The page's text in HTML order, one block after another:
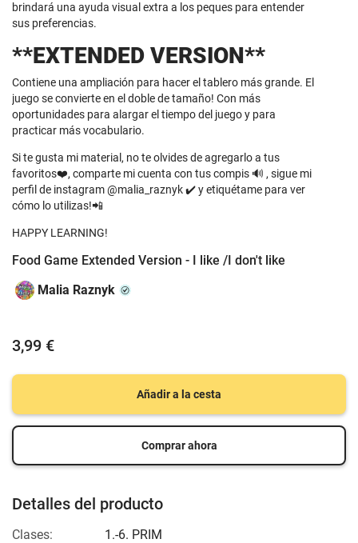
brindará una ayuda visual extra a los peques para entender
sus preferencias.
**EXTENDED VERSION**
Contiene una ampliación para hacer el tablero más grande. El
juego se convierte en el doble de tamaño! Con más
oportunidades para alargar el tiempo del juego y para
practicar más vocabulario.
Si te gusta mi material, no te olvides de agregarlo a tus
favoritos❤️, comparte mi cuenta con tus compis 🔊 , sigue mi
perfil de instagram @malia_raznyk ✔️ y etiquétame para ver
cómo lo utilizas!📲
HAPPY LEARNING!
Food Game Extended Version - I like /I don't like
Malia Raznyk
3,99 €
Añadir a la cesta
Comprar ahora
Detalles del producto
Clases:
1.-6. PRIM